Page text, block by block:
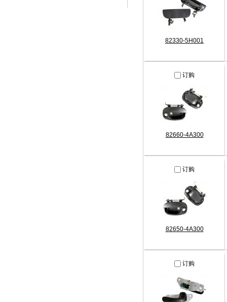
82330-5H001
订购
82660-4A300
订购
82650-4A300
订购